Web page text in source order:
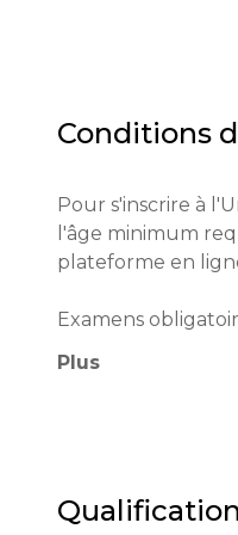
Les principaux
compétences
Conditions
Pour s'inscrire à
l'âge minimum
plateforme en
Examens
Plus